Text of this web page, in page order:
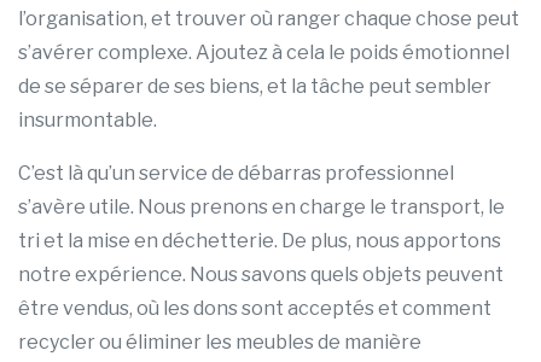
l’organisation, et trouver où ranger chaque chose peut
s’avérer complexe. Ajoutez à cela le poids émotionnel
de se séparer de ses biens, et la tâche peut sembler
insurmontable.
C’est là qu’un service de débarras professionnel
s’avère utile. Nous prenons en charge le transport, le
tri et la mise en déchetterie. De plus, nous apportons
notre expérience. Nous savons quels objets peuvent
être vendus, où les dons sont acceptés et comment
recycler ou éliminer les meubles de manière